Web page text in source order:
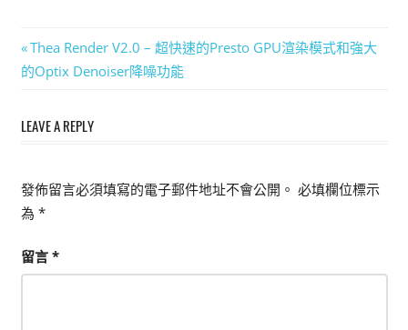
的
3D
文
章
導
Previous
Post:
Thea Render V2.0 – 超快速的Presto GPU渲染模式和強大
的Optix Denoiser降噪功能
LEAVE A REPLY
發佈留言必須填寫的電子郵件地址不會公開。 必填欄位標示
為 *
留言 *